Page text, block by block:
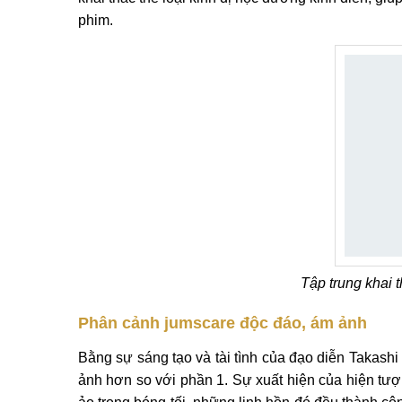
phim.
Tập trung khai
Phân cảnh jumscare độc đáo, ám ảnh
Bằng sự sáng tạo và tài tình của đạo diễn
ảnh hơn so với phần 1. Sự xuất hiện của hiện